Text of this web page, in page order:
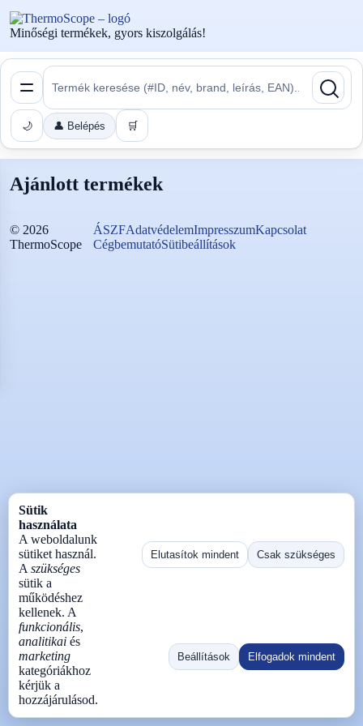
Minőségi termékek, gyors kiszolgálás!
🌙 👤 Belépés 🛒
Ajánlott termékek
© 2026
ThermoScope
ÁSZFAdatvédelemImpresszumKapcsolat
CégbemutatóSütibeállítások
Sütik
használata
A weboldalunk
sütiket használ.
A szükséges
sütik a
működéshez
kellenek. A
funkcionális,
analitikai és
marketing
kategóriákhoz
kérjük a
hozzájárulásod.
Elutasítok mindent Csak szükséges
Beállítások Elfogadok mindent